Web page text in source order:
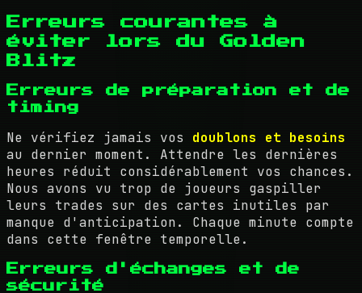
Erreurs courantes à
éviter lors du Golden
Blitz
Erreurs de préparation et de
timing
Ne vérifiez jamais vos doublons et besoins
au dernier moment. Attendre les dernières
heures réduit considérablement vos chances.
Nous avons vu trop de joueurs gaspiller
leurs trades sur des cartes inutiles par
manque d'anticipation. Chaque minute compte
dans cette fenêtre temporelle.
Erreurs d'échanges et de
sécurité